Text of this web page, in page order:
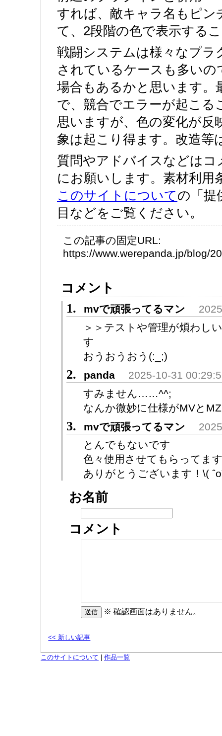
すれば、敵キャラ名もピン
て、2段階の色で表示する
戦闘システムは様々なプ
されているケースも多いの
場合もあるかと思います。
で、競合でエラーが起こ
思いますが、色の変化が反
象は起こり得ます。改造等
質問やアドバイスなどはコ
にお願いします。素材利用
このサイトについての「提
目などをご覧ください。
この記事の固定URL:
https://www.werepanda.jp/blog/
コメント
1. mvで頑張ってるマン
＞＞テストや管理が煩わし
す
おうおうおう(:_;)
2. panda
2025-10-31
すみません……^^;
なんか微妙に仕様がMVと
3. mvで頑張ってるマン
とんでもないです
色々使用させてもらってま
ありがとうございます！\(
お名前
コメント
※ 確認画面はありません。
<< 新しい記事
このサイトについて 作品一覧